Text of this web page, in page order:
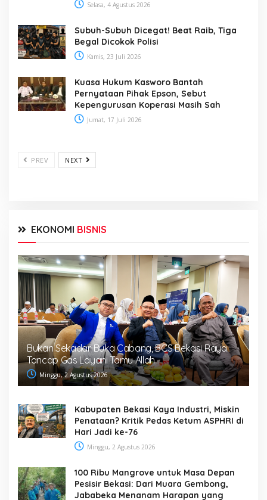
Selasa, 4 Agustus 2026
Subuh-Subuh Dicegat! Beat Raib, Tiga
Begal Dicokok Polisi
Kamis, 23 Juli 2026
Kuasa Hukum Kasworo Bantah
Pernyataan Pihak Epson, Sebut
Kepengurusan Koperasi Masih Sah
Jumat, 17 Juli 2026
PREV NEXT
EKONOMI BISNIS
Bukan Sekadar Buka Cabang, BCS Bekasi Raya
Tancap Gas Layani Tamu Allah
Minggu, 2 Agustus 2026
Kabupaten Bekasi Kaya Industri, Miskin
Penataan? Kritik Pedas Ketum ASPHRI di
Hari Jadi ke-76
Minggu, 2 Agustus 2026
100 Ribu Mangrove untuk Masa Depan
Pesisir Bekasi: Dari Muara Gembong,
Jababeka Menanam Harapan yang